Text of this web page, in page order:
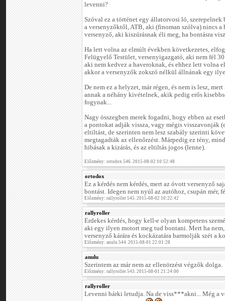
levenni?
Szóval ez a történet egy állatorvosi ló,
a versenyzőktől, ATB, aki (finoman szólva) nincs a
versenyző, aki kiszúrásnak éli meg, ha bontásra
Ha lett volna az elmúlt években következetes,
Felügyelő Testület, versenyigazgató, aki nem fél
aki nem kedvez a haveroknak, és ehhez lett volna
akkor a versenyzők zokszó nélkül állnának egy
De nem ez a helyzet, már régen, és nem is lesz,
annak a néhány kivételnek, akik pedig erős
fogynak...
Nagy összegben merek fogadni, hogy ebben az
a pontokat adják vissza, vagy mégis visszavonják
eltiltást, de szerinten nem lesz szabály szerinti
megtagadták az ellenőrzést. Márpedig ez tény,
hibásak a kizárás, és az eltiltás jogos (lenne).
Előzmény: ortodox 546. 2015-08-02 10:52:48
ortodox
Ez a kérdés nem kérdés, mert az óvott versenyző
bontást. Idegen nem nyúl az autóhoz, csupán mér,
Előzmény: rallyroller 545. 2015-08-02 10:22:42
rallyroller
Érdekes kérdés, hogy kell-e olyan kompetens
aki egy ilyen motort meg tud bontani. Mert ha
versenyző kárára és kockázatára barmolják szét a
Előzmény: anulu 544. 2015-08-01 22:01:28
anulu
Szerintem az már nem az ellenörzést végzők dolga.
Előzmény: rallyroller 543. 2015-08-01 21:24:00
rallyroller
Levenni bárki letudja. Na de viss***akni... Még a